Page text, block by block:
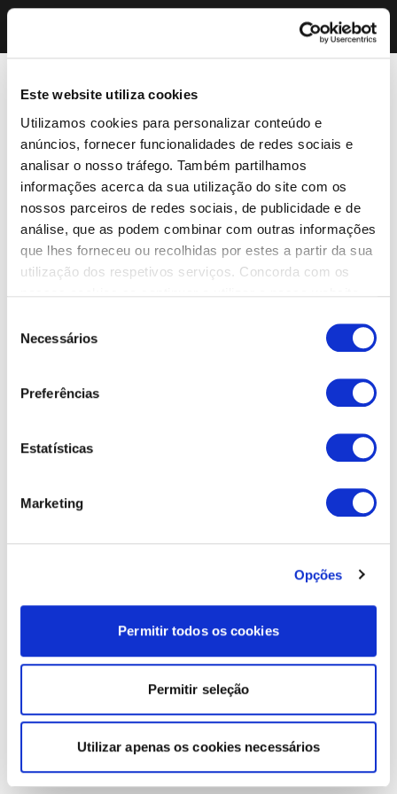
Este website utiliza cookies
Utilizamos cookies para personalizar conteúdo e
anúncios, fornecer funcionalidades de redes sociais e
analisar o nosso tráfego. Também partilhamos
informações acerca da sua utilização do site com os
nossos parceiros de redes sociais, de publicidade e de
análise, que as podem combinar com outras informações
que lhes forneceu ou recolhidas por estes a partir da sua
utilização dos respetivos serviços. Concorda com os
Necessários
Preferências
Estatísticas
Marketing
Opções
Permitir todos os cookies
Permitir seleção
Utilizar apenas os cookies necessários